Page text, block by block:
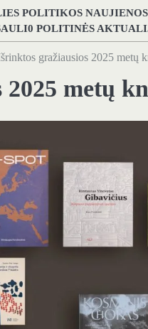
POLITIKOS NAUJIENOS
POLITINĖS
gražiausios 2025 metų
metų